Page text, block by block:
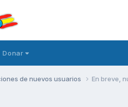
Donar
de nuevos usuarios En breve,